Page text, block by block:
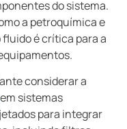
do sistema.
a petroquímica e
fluido é crítica para a
considerar a
em sistemas
para integrar